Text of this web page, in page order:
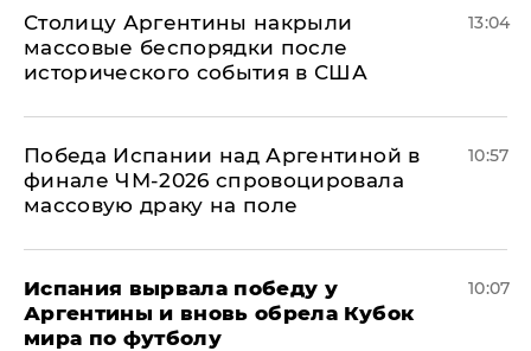
Столицу Аргентины накрыли
массовые беспорядки после
исторического события в США
13:04
Победа Испании над Аргентиной в
финале ЧМ-2026 спровоцировала
массовую драку на поле
10:57
Испания вырвала победу у
Аргентины и вновь обрела Кубок
мира по футболу
10:07